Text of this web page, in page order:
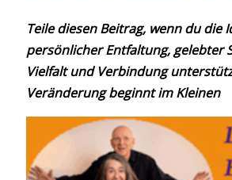
Teile diesen Beitrag, wenn du die
persönlicher Entfaltung, gelebter
Vielfalt und Verbindung
Veränderung beginnt im Kleinen